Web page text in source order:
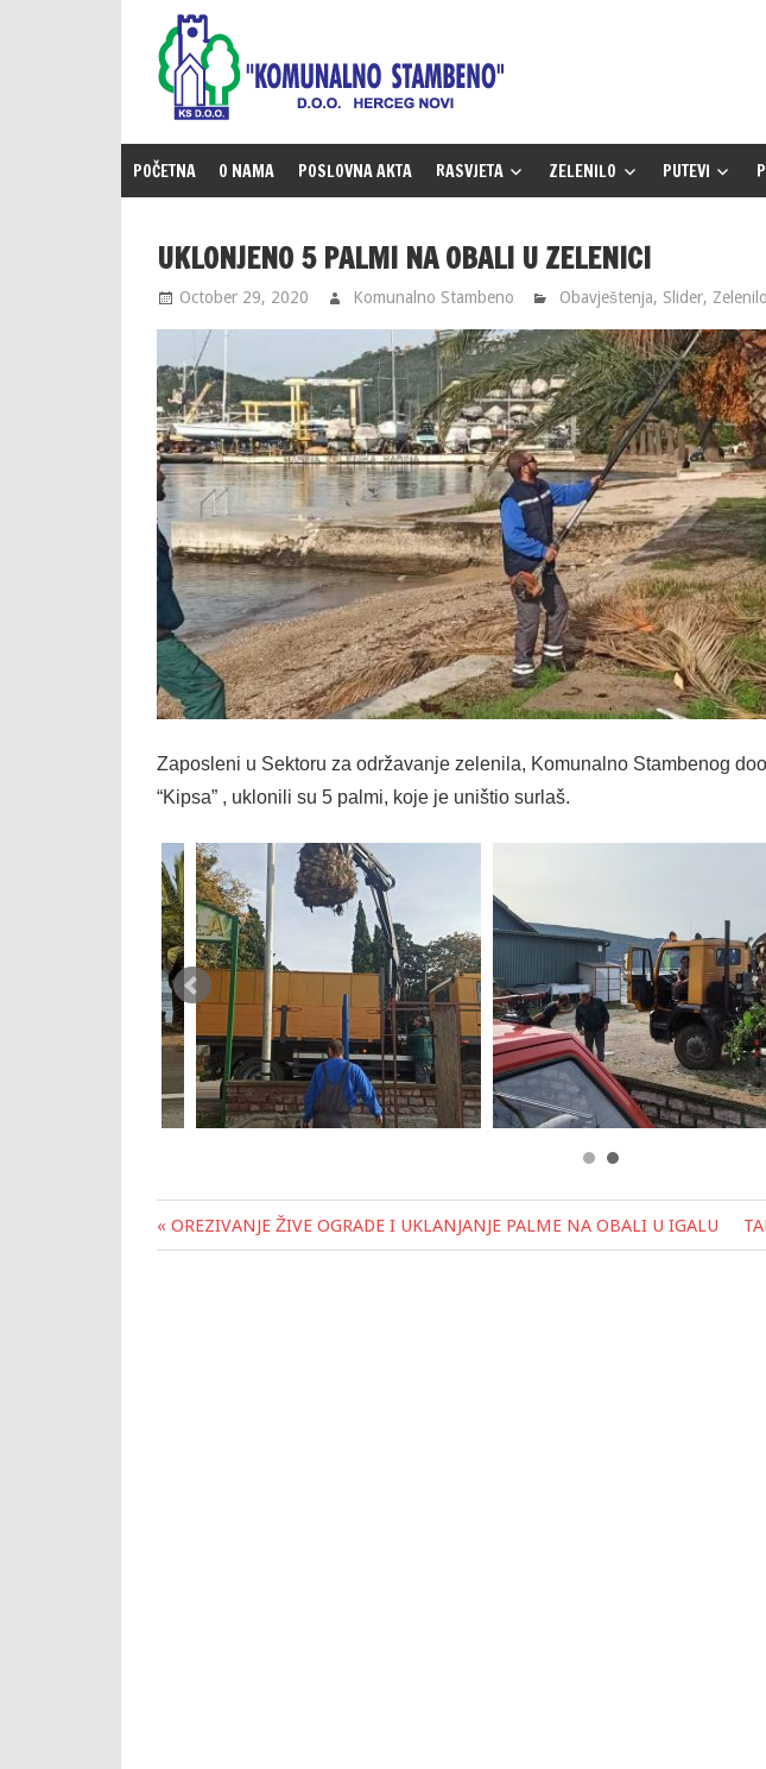
content
POČETNA O NAMA POSLOVNA AKTA RASVJETA ZELENILO PUTEVI
UKLONJENO 5 PALMI NA OBALI U ZELENICI
October 29, 2020 Komunalno Stambeno Obavještenja, Slider, Zelenilo
Zaposleni u Sektoru za održavanje zelenila, Komunalno Stambenog
“Kipsa” , uklonili su 5 palmi, koje je uništio surlaš.
Post
« OREZIVANJE ŽIVE OGRADE I UKLANJANJE PALME NA OBALI U IGALU